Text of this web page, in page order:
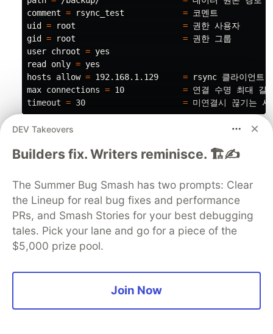
comment = rsync_test = 코멘트
uid = root = 권한 사용자
gid = root = 권한 그룹
user chroot = yes
read only =
hosts allow = 192.168.1.129 = rsync 클라이언
max connections = 10 =
timeout = 30 =
[
From Linux-2, we need to prepare an empty
directory
➜  ~ mkdir /
-l
Backing up all the files inside Linux-1 directory
to Linux-2 directory
[root@Linux-1 ~]# rsync -avzh /backup
DEV Takeovers
Builders fix. Writers reminisce. 🏗️✍️
The Summer Bug Smash has two prompts: Clear
the Lineup for real bug fixes and performance
PRs, and Smash Stories for your best debugging
tales. Pick your lane and go for a piece of the
$5,000 prize pool.
Join Now